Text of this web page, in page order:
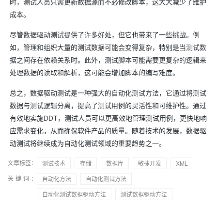
时，测试人员只需更新数据源而不必修改脚本，这大大减少了维护
成本。
尽管数据驱动测试提供了许多好处，但它也带来了一些挑战。例
如，管理和组织大量的测试数据可能会变得复杂，特别是当测试数
据之间存在依赖关系时。此外，测试脚本可能需要更复杂的逻辑来
处理数据的读取和解析，这可能会增加脚本的编写难度。
总之，数据驱动测试是一种强大的自动化测试方法，它通过将测试
数据与测试逻辑分离，提高了测试用例的灵活性和可维护性。通过
有效地实施DDT，测试人员可以更高效地管理测试用例，更快地响
应需求变化，从而确保软件产品的质量。随着技术的发展，数据驱
动测试将继续成为自动化测试领域的重要趋势之一。
文章标签： 测试技术 存储 数据库 敏捷开发
XML
关键词：
自动化方法
自动化测试方法
自动化测试数据驱动方法
测试数据驱动方法